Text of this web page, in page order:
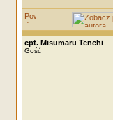
cpt. Misumaru Tenchi
Gość